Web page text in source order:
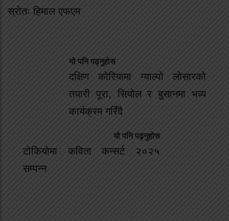
स्रोतः हिमाल एफएम
यो पनि पढ्नुहोस
दक्षिण कोरियामा ग्याल्पो लोसारको
तयारी पूरा, सियोल र बुसानमा भव्य
कार्यक्रम गरिँदै
यो पनि पढ्नुहोस
टोकियोमा कविता कन्सर्ट २०२५
सम्पन्न